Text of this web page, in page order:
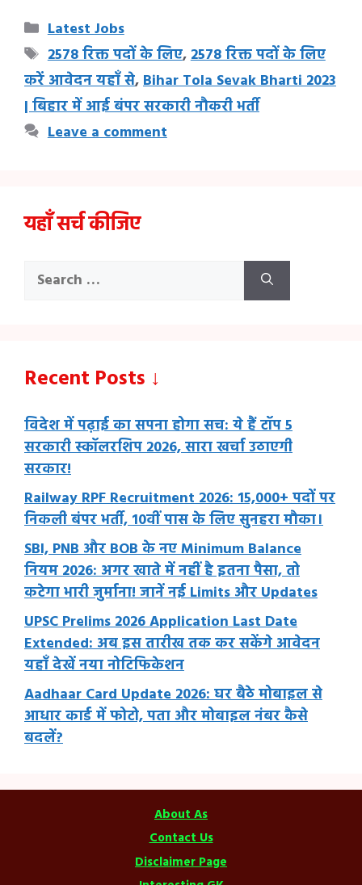
Categories
Latest Jobs
Tags
2578 रिक्त पदों के लिए,2578 रिक्त पदों के लिए
करें आवेदन यहाँ से,Bihar Tola Sevak Bharti 2023
| बिहार में आई बंपर सरकारी नौकरी भर्ती
Leave a comment
यहाँ सर्च कीजिए
Search
for:
Recent Posts ↓
विदेश में पढ़ाई का सपना होगा सच: ये हैं टॉप 5
सरकारी स्कॉलरशिप 2026, सारा खर्चा उठाएगी
सरकार!
Railway RPF Recruitment 2026: 15,000+ पदों पर
निकली बंपर भर्ती, 10वीं पास के लिए सुनहरा मौका।
SBI, PNB और BOB के नए Minimum Balance
नियम 2026: अगर खाते में नहीं है इतना पैसा, तो
कटेगा भारी जुर्माना! जानें नई Limits और Updates
UPSC Prelims 2026 Application Last Date
Extended: अब इस तारीख तक कर सकेंगे आवेदन
यहाँ देखें नया नोटिफिकेशन
Aadhaar Card Update 2026: घर बैठे मोबाइल से
आधार कार्ड में फोटो, पता और मोबाइल नंबर कैसे
बदलें?
About As
Contact Us
Disclaimer Page